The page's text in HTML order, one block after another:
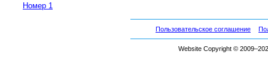
Номер 1
Пользовательское соглашение
Website Copyright ©